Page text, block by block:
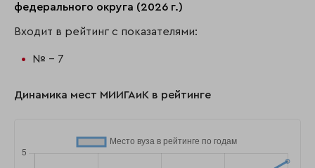
федерального округа (2026 г.)
Входит в рейтинг с показателями:
№ - 7
Динамика мест МИИГАиК в рейтинге